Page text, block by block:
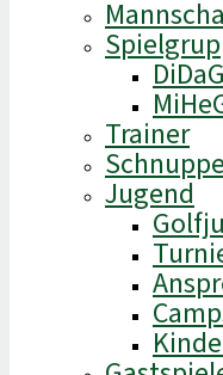
Trainer
Jugend